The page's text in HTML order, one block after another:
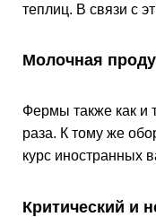
теплиц. В связи с
Молочная
Фермы также как и
раза. К тому же
курс иностранных
Критический и